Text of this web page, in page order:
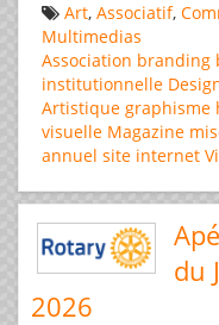
Art, Associatif,
Multimedias
Association branding
institutionnelle
Artistique graphisme
visuelle Magazine
annuel site internet
du
2026